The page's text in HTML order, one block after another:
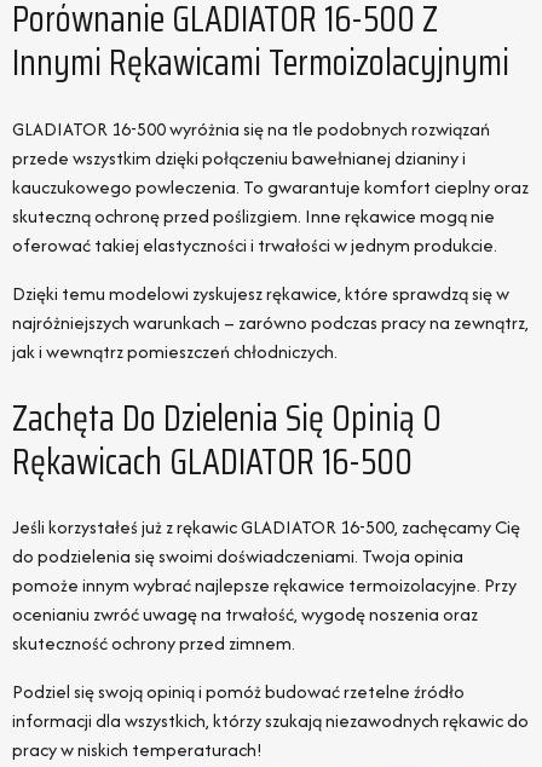
Porównanie GLADIATOR 16-500 Z
Innymi Rękawicami Termoizolacyjnymi
GLADIATOR 16-500 wyróżnia się na tle podobnych rozwiązań
przede wszystkim dzięki połączeniu bawełnianej dzianiny i
kauczukowego powleczenia. To gwarantuje komfort cieplny oraz
skuteczną ochronę przed poślizgiem. Inne rękawice mogą nie
oferować takiej elastyczności i trwałości w jednym produkcie.
Dzięki temu modelowi zyskujesz rękawice, które sprawdzą się w
najróżniejszych warunkach – zarówno podczas pracy na zewnątrz,
jak i wewnątrz pomieszczeń chłodniczych.
Zachęta Do Dzielenia Się Opinią O
Rękawicach GLADIATOR 16-500
Jeśli korzystałeś już z rękawic GLADIATOR 16-500, zachęcamy Cię
do podzielenia się swoimi doświadczeniami. Twoja opinia
pomoże innym wybrać najlepsze rękawice termoizolacyjne. Przy
ocenianiu zwróć uwagę na trwałość, wygodę noszenia oraz
skuteczność ochrony przed zimnem.
Podziel się swoją opinią i pomóż budować rzetelne źródło
informacji dla wszystkich, którzy szukają niezawodnych rękawic do
pracy w niskich temperaturach!